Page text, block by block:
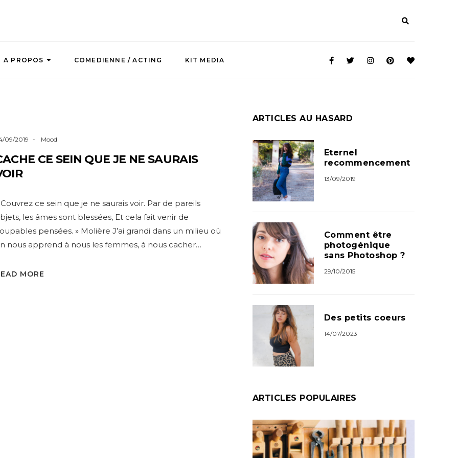
A PROPOS COMEDIENNE / ACTING KIT MEDIA
09/2019 Mood
CE SEIN QUE JE NE SAURAIS
Couvrez ce sein que je ne saurais voir. Par de pareils
les âmes sont blessées, Et cela fait venir de
pensées. » Molière J’ai grandi dans un milieu où
nous apprend à nous les femmes, à nous cacher…
MORE
ARTICLES AU HASARD
Eternel
recommencement
13/09/2019
Comment être
photogénique
sans Photoshop ?
29/10/2015
Des petits coeurs
14/07/2023
ARTICLES POPULAIRES